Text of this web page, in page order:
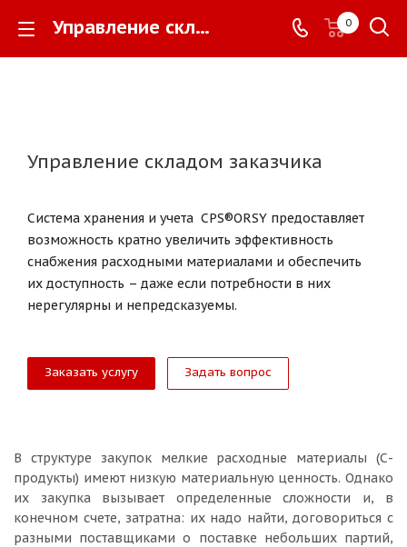
Управление складом заказчика - 0
Управление складом заказчика
Система хранения и учета CPS®ORSY предоставляет
возможность кратно увеличить эффективность
снабжения расходными материалами и обеспечить
их доступность – даже если потребности в них
нерегулярны и непредсказуемы.
Заказать услугу Задать вопрос
В структуре закупок мелкие расходные материалы (С-
продукты) имеют низкую материальную ценность. Однако
их закупка вызывает определенные сложности и, в
конечном счете, затратна: их надо найти, договориться с
разными поставщиками о поставке небольших партий,